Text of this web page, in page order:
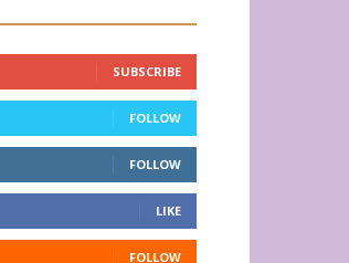
SUBSCRIBE
FOLLOW
FOLLOW
LIKE
FOLLOW